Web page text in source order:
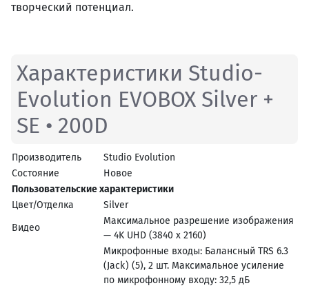
творческий потенциал.
Характеристики Studio-
Evolution EVOBOX Silver +
SE • 200D
Производитель
Studio Evolution
Состояние
Новое
Пользовательские характеристики
Цвет/Отделка
Silver
Видео
Максимальное разрешение изображения
— 4K UHD (3840 х 2160)
Микрофонные входы: Балансный TRS 6.3
(Jack) (5), 2 шт. Максимальное усиление
по микрофонному входу: 32,5 дБ